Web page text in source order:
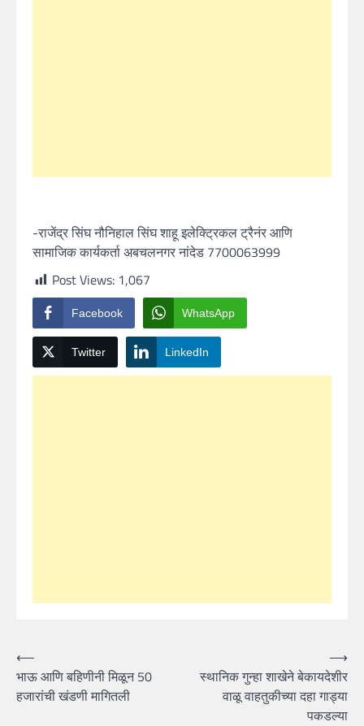
-राजेंद्र सिंघ नौनिहाल सिंघ शाहू इलेक्ट्रिकल ट्रैनंर आणि
सामाजिक कार्यकर्ता अबचलनगर नांदेड 7700063999
Post Views: 1,067
Facebook WhatsApp
Twitter LinkedIn
Post
navigation
⟵
भाऊ आणि बहिणीनी मिळून 50
हजारांची खंडणी मागितली
स्थानिक गुन्हा शाखेने बेकायदेशीर
वाळू वाहतुकीच्या दहा गाड्या
पकडल्या
⟶